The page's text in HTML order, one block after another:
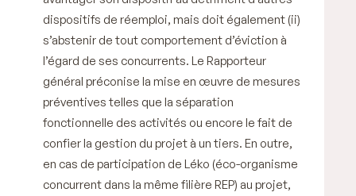
dispositifs de réemploi, mais doit également (ii)
s’abstenir de tout comportement d’éviction à
l’égard de ses concurrents. Le Rapporteur
général préconise la mise en œuvre de mesures
préventives telles que la séparation
fonctionnelle des activités ou encore le fait de
confier la gestion du projet à un tiers. En outre,
en cas de participation de Léko (éco-organisme
concurrent dans la même filière REP) au projet,